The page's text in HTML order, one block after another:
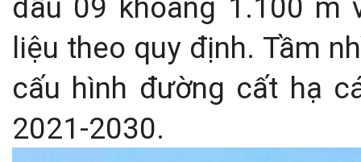
liệu theo quy định. Tầm
cấu hình đường cất hạ
2021-2030.